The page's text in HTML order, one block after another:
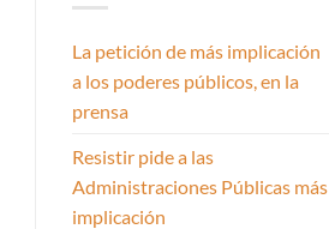
La petición de más implicación
a los poderes públicos, en la
prensa
Resistir pide a las
Administraciones Públicas más
implicación